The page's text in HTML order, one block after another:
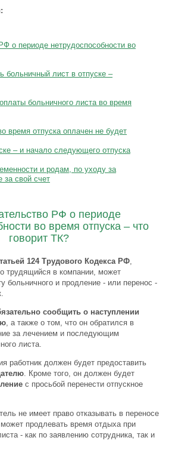
о периоде нетрудоспособности во
больничный лист в отпуске –
больничного листа во время
время отпуска оплачен не будет
– и начало следующего отпуска
и родам, по уходу за
за свой счет
РФ о периоде
во время отпуска – что
говорит ТК?
124 Трудового Кодекса РФ,
трудящийся в компании, может
больничного и продление - или перенос -
сообщить о наступлении
, а также о том, что он обратился в
за лечением и последующим
листа.
работник должен будет предоставить
. Кроме того, он должен будет
с просьбой перенести отпускное
не имеет право отказывать в переносе
продлевать время отдыха при
- как по заявлению сотрудника, так и